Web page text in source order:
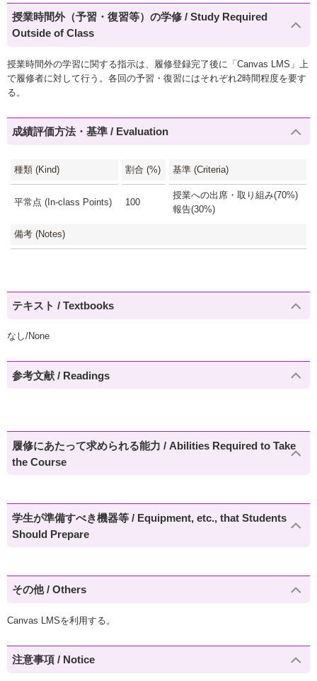
授業時間外（予習・復習等）の学修 / Study Required
Outside of Class
授業時間外の学習に関する指示は、履修登録完了後に「Canvas LMS」上
で履修者に対して行う。各回の予習・復習にはそれぞれ2時間程度を要す
る。
成績評価方法・基準 / Evaluation
種類 (Kind) 割合 (%) 基準 (Criteria)
平常点 (In-class Points) 100
授業への出席・取り組み(70%)
報告(30%)
備考 (Notes)
テキスト / Textbooks
なし/None
参考文献 / Readings
履修にあたって求められる能力 / Abilities Required to Take
the Course
学生が準備すべき機器等 / Equipment, etc., that Students
Should Prepare
その他 / Others
Canvas LMSを利用する。
注意事項 / Notice